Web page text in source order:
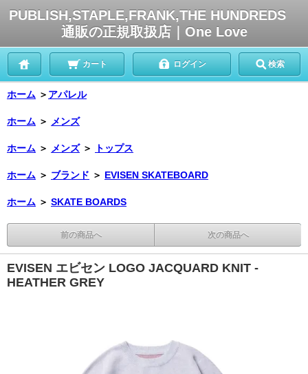
PUBLISH,STAPLE,FRANK,THE HUNDREDS
通販の正規取扱店｜One Love
カート ログイン 検索
ホーム ＞ アパレル
ホーム ＞ メンズ
ホーム ＞ メンズ ＞ トップス
ホーム ＞ ブランド ＞ EVISEN SKATEBOARD
ホーム ＞ SKATE BOARDS
前の商品へ 次の商品へ
EVISEN エビセン LOGO JACQUARD KNIT -
HEATHER GREY